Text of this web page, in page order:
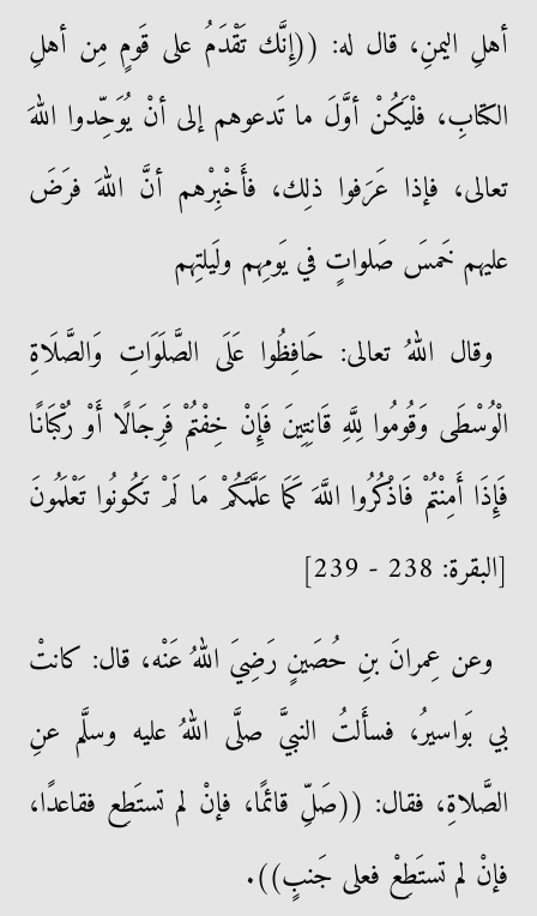
أهلِ اليمنِ، قال له: ((إِنَّك تَقْدَمُ على قَومٍ مِن أهلِ
الكتابِ، فلْيَكُنْ أوَّلَ ما تَدعوهم إلى أنْ يُوَحِّدوا اللهَ
تعالى، فإذا عَرَفوا ذلِك، فأَخْبِرْهم أنَّ اللهَ فرَضَ
عليهم خَمسَ صَلواتٍ في يَومِهم ولَيلتِهم
وقال اللهُ تعالى: حَافِظُوا عَلَى الصَّلَوَاتِ وَالصَّلَاةِ
الْوُسْطَى وَقُومُوا لِلَّهِ قَانِتِينَ فَإِنْ خِفْتُمْ فَرِجَالًا أَوْ رُكْبَانًا
فَإِذَا أَمِنْتُمْ فَاذْكُرُوا اللَّهَ كَمَا عَلَّمَكُمْ مَا لَمْ تَكُونُوا تَعْلَمُونَ
[البقرة: 238 - 239]
وعن عِمرانَ بنِ حُصَينٍ رَضِيَ اللهُ عَنْه، قال: كانتْ
بي بَواسيرُ، فسأَلتُ النبيَّ صلَّى اللهُ عليه وسلَّم عنِ
الصَّلاةِ، فقال: ((صَلِّ قائمًا، فإنْ لم تستَطِع فقاعدًا،
فإنْ لم تستَطِعْ فعلى جَنبٍ)).